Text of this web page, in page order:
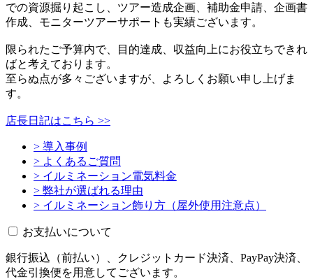
での資源掘り起こし、ツアー造成企画、補助金申請、企画書
作成、モニターツアーサポートも実績ございます。
限られたご予算内で、目的達成、収益向上にお役立ちできれ
ばと考えております。
至らぬ点が多々ございますが、よろしくお願い申し上げま
す。
店長日記はこちら >>
> 導入事例
> よくあるご質問
> イルミネーション電気料金
> 弊社が選ばれる理由
> イルミネーション飾り方（屋外使用注意点）
お支払いについて
銀行振込（前払い）、クレジットカード決済、PayPay決済、
代金引換便を用意してございます。